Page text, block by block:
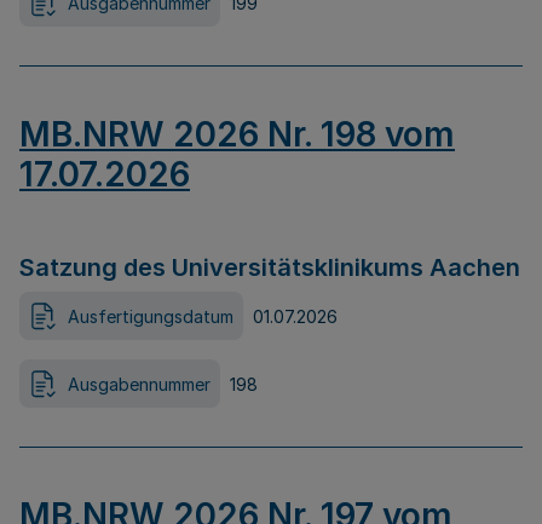
MB.NRW 2026 Nr. 198 vom
17.07.2026
Satzung des Universitätsklinikums Aachen
Ausfertigungsdatum 01.07.2026
Ausgabennummer 198
MB.NRW 2026 Nr. 197 vom